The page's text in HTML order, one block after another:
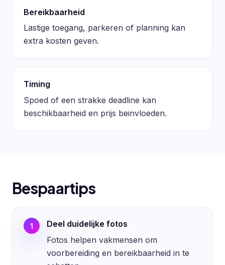
Bereikbaarheid
Lastige toegang, parkeren of planning kan
extra kosten geven.
Timing
Spoed of een strakke deadline kan
beschikbaarheid en prijs beinvloeden.
Bespaartips
1
Deel duidelijke fotos
Fotos helpen vakmensen om
voorbereiding en bereikbaarheid in te